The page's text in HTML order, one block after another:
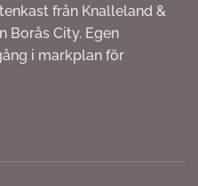
från Knalleland &
Borås City. Egen
i markplan för